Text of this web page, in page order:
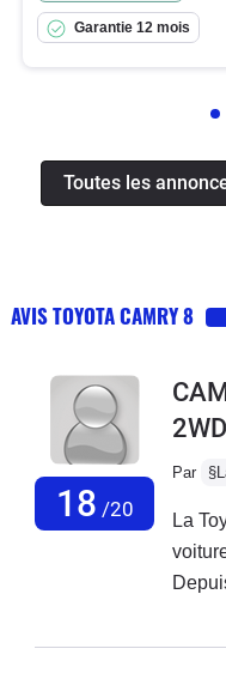
Garantie 12 mois
Toutes les
AVIS TOYOTA CAMRY 8
18 /20
Par
La